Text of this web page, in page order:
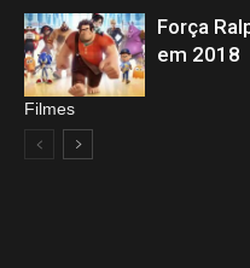
Filmes
Força
em 2018